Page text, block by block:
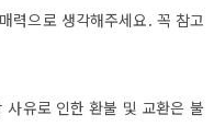
력으로 생각해주세요. 꼭 참고
유로 인한 환불 및 교환은 불